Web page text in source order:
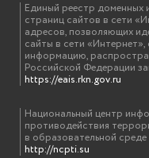
Единый реестр доменных
страниц сайтов в сети
адресов, позволяющих
сайты в сети
информацию,
Российской Федерации
https://eais.rkn.gov.ru
Национальный центр
противодействия
в образовательной
http://ncpti.su